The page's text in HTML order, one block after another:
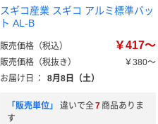
スギコ産業 スギコ アルミ標準バッ
ト AL-B
販売価格（税込） ￥417～
販売価格（税抜き）
￥380～
お届け日
： 8月8日（土）
「販売単位」 違いで全7 商品ありま
す